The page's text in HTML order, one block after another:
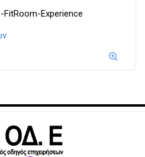
FitRoom-Experience